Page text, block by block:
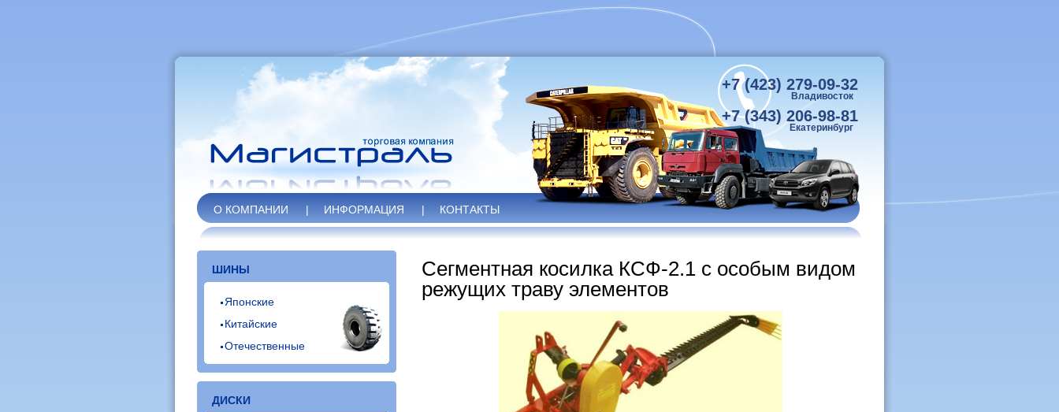
+7 (423) 279-09-32
Владивосток
+7 (343) 206-98-81
Екатеринбург
О КОМПАНИИ | ИНФОРМАЦИЯ | КОНТАКТЫ
ШИНЫ
Японские
Китайские
Отечественные
ДИСКИ
Сегментная косилка КСФ-2.1 с особым видом
режущих траву элементов